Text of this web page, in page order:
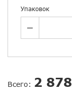
Упаковок
Всего: 2 878